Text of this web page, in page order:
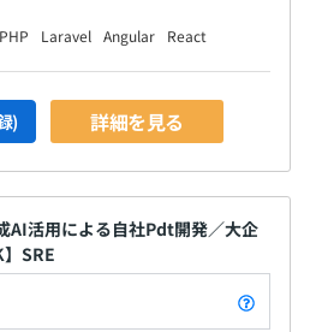
Laravel Angular React
) 詳細を見る
AI活用による自社Pdt開発／大企
SRE